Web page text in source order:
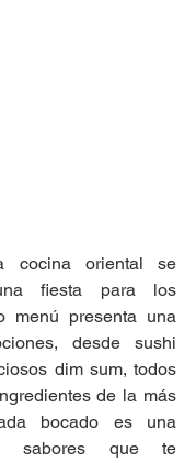
cocina oriental se
fiesta para los
menú presenta una
desde sushi
dim sum, todos
de la más
bocado es una
sabores que te